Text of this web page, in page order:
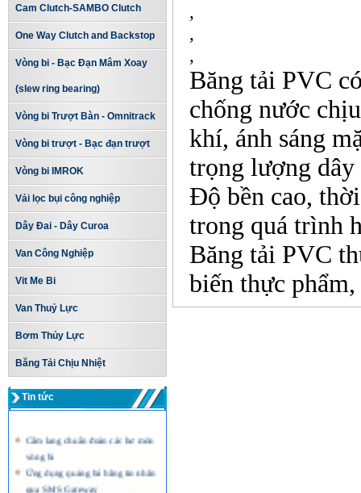
Cam Clutch-SAMBO Clutch
One Way Clutch and Backstop
Vòng bi - Bạc Đạn Mâm Xoay
(slew ring bearing)
Vòng bi Trượt Bàn - Omnitrack
Vòng bi trượt - Bạc đạn trượt
Vòng bi IMROK
Vải lọc bụi công nghiệp
Dây Đai - Dây Curoa
Van Công Nghiệp
Vit Me Bi
Van Thuỷ Lực
Bơm Thủy Lực
Băng Tải Chịu Nhiệt
Tin tức
Cẩm lang chuẩn đoán các hư mòn
vòng bi
Ứng dụng quảng bá bằng tin nhắn
qua SMS Gateway
,
,
,
Băng tải PVC
chống nước
khí, ánh sáng
trọng lượng
Độ bền cao,
trong quá trình
Băng tải PVC
biến thực